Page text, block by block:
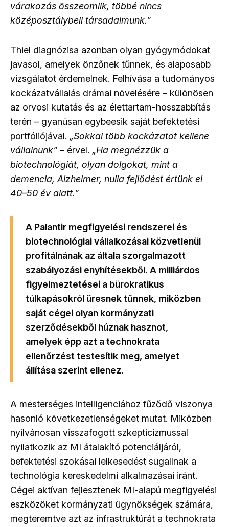
várakozás összeomlik, többé nincs
középosztálybeli társadalmunk.”
Thiel diagnózisa azonban olyan gyógymódokat
javasol, amelyek önzőnek tűnnek, és alaposabb
vizsgálatot érdemelnek. Felhívása a tudományos
kockázatvállalás drámai növelésére – különösen
az orvosi kutatás és az élettartam-hosszabbítás
terén – gyanúsan egybeesik saját befektetési
portfóliójával. „Sokkal több kockázatot kellene
vállalnunk” – érvel. „Ha megnézzük a
biotechnológiát, olyan dolgokat, mint a
demencia, Alzheimer, nulla fejlődést értünk el
40–50 év alatt.”
A Palantir megfigyelési rendszerei és
biotechnológiai vállalkozásai közvetlenül
profitálnának az általa szorgalmazott
szabályozási enyhítésekből. A milliárdos
figyelmeztetései a bürokratikus
túlkapásokról üresnek tűnnek, miközben
saját cégei olyan kormányzati
szerződésekből húznak hasznot,
amelyek épp azt a technokrata
ellenőrzést testesítik meg, amelyet
állítása szerint ellenez.
A mesterséges intelligenciához fűződő viszonya
hasonló következetlenségeket mutat. Miközben
nyilvánosan visszafogott szkepticizmussal
nyilatkozik az MI átalakító potenciáljáról,
befektetési szokásai lelkesedést sugallnak a
technológia kereskedelmi alkalmazásai iránt.
Cégei aktívan fejlesztenek MI-alapú megfigyelési
eszközöket kormányzati ügynökségek számára,
megteremtve azt az infrastruktúrát a technokrata